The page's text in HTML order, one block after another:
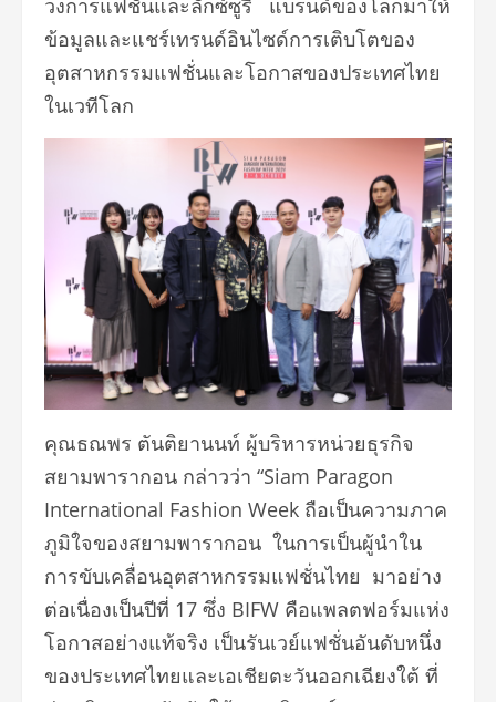
ข้อมูลและแชร์เทรนด์อินไซด์การเติบโตของ
อุตสาหกรรมแฟชั่นและโอกาสของประเทศไทย
ในเวทีโลก
คุณธณพร ตันติยานนท์ ผู้บริหารหน่วยธุรกิจ
สยามพารากอน กล่าวว่า “Siam Paragon
International Fashion Week ถือเป็นความภาค
ภูมิใจของสยามพารากอน ในการเป็นผู้นำใน
การขับเคลื่อนอุตสาหกรรมแฟชั่นไทย มาอย่าง
ต่อเนื่องเป็นปีที่ 17 ซึ่ง BIFW คือแพลตฟอร์มแห่ง
โอกาสอย่างแท้จริง เป็นรันเวย์แฟชั่นอันดับหนึ่ง
ของประเทศไทยและเอเชียตะวันออกเฉียงใต้ ที่